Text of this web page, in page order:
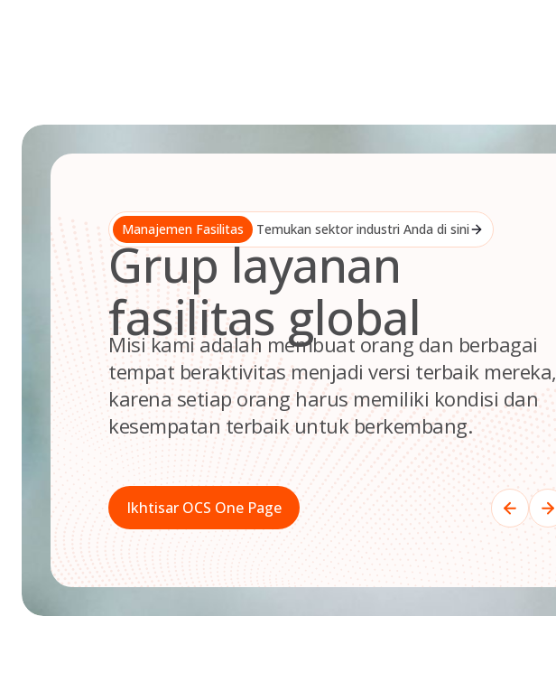
Manajemen Fasilitas Temukan sektor industri Anda di sini
Grup layanan
fasilitas global
Misi kami adalah membuat orang dan berbagai
tempat beraktivitas menjadi versi terbaik mereka,
karena setiap orang harus memiliki kondisi dan
kesempatan terbaik untuk berkembang.
Ikhtisar OCS One Page